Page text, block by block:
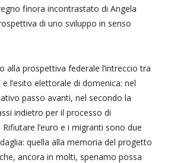
finora incontrastato di Angela
di uno sviluppo in senso
alla prospettiva federale l’intreccio tra
l’esito elettorale di domenica: nel
passo avanti, nel secondo la
indietro per il processo di
l’euro e i migranti sono due
quella alla memoria del progetto
ancora in molti, speriamo possa